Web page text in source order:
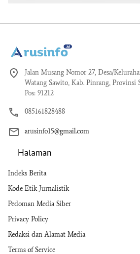
Jalan Musang Nomor 27, Desa/
Watang Sawito, Kab. Pinrang, Provinsi
Pos: 91212
085161828488
arusinfo15@gmail.com
Halaman
Indeks Berita
Kode Etik Jurnalistik
Pedoman Media Siber
Privacy Policy
Redaksi dan Alamat Media
Terms of Service